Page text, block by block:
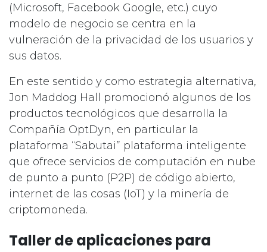
(Microsoft, Facebook Google, etc.) cuyo
modelo de negocio se centra en la
vulneración de la privacidad de los usuarios y
sus datos.
En este sentido y como estrategia alternativa,
Jon Maddog Hall promocionó algunos de los
productos tecnológicos que desarrolla la
Compañía OptDyn, en particular la
plataforma “Sabutai” plataforma inteligente
que ofrece servicios de computación en nube
de punto a punto (P2P) de código abierto,
internet de las cosas (IoT) y la minería de
criptomoneda.
Taller de aplicaciones para